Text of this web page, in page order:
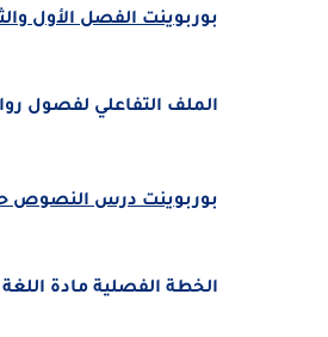
بوربوينت الفصل الأول
الملف التفاعلي لفصول
بوربوينت درس النصوص حولنا 3 مادة اللغة العربية الصف السابع الفصل
الخطة الفصلية مادة اللغة